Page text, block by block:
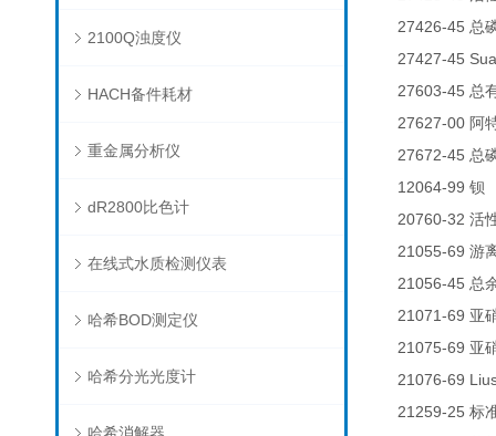
2100Q浊度仪
HACH备件耗材
重金属分析仪
dR2800比色计
在线式水质检测仪表
哈希BOD测定仪
哈希分光光度计
27426-45 总
27427-45
27603-45 总
27627-00 阿
27672-45 总
12064-99 钡
20760-32 活
21055-69 游
21056-45 总
21071-69 亚
21075-69 亚
21076-69
21259-25 标